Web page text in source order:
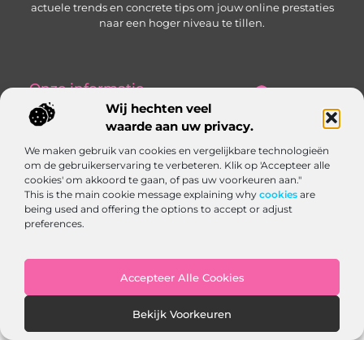
Wij hechten veel
waarde aan uw privacy.
We maken gebruik van cookies en vergelijkbare technologieën
om de gebruikerservaring te verbeteren. Klik op 'Accepteer alle
cookies' om akkoord te gaan, of pas uw voorkeuren aan."
This is the main cookie message explaining why cookies are
being used and offering the options to accept or adjust
preferences.
Accepteer Alle Cookies
Bekijk Voorkeuren
actuele trends en concrete tips om jouw online prestaties
naar een hoger niveau te tillen.
Onze informatie
Bericht categorie
Website index Cookiebeleid (EU)
@2025 www.webverkenner.nl. All Right Reserved.